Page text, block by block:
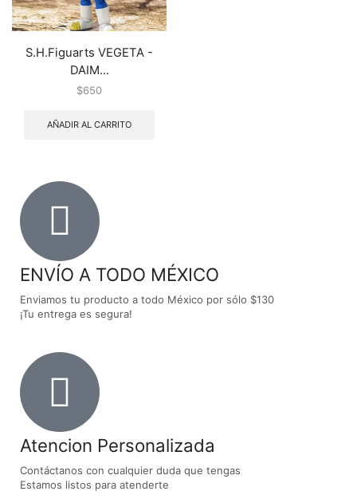
S.H.Figuarts VEGETA -
DAIM...
$650
AÑADIR AL CARRITO
ENVÍO A TODO MÉXICO
Enviamos tu producto a todo México por sólo $130
¡Tu entrega es segura!
Atencion Personalizada
Contáctanos con cualquier duda que tengas
Estamos listos para atenderte